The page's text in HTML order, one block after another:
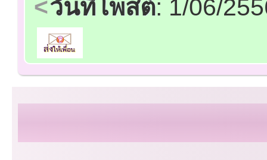
วันที่โพสต์: 1/06/